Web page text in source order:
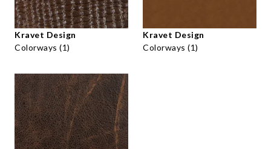
Kravet Design
Colorways (1)
Kravet Design
Colorways (1)